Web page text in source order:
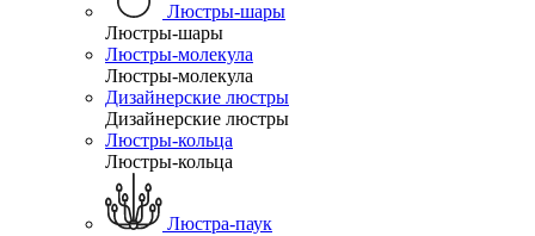
Люстры-шары
Люстры-шары
Люстры-молекула
Люстры-молекула
Дизайнерские люстры
Дизайнерские люстры
Люстры-кольца
Люстры-кольца
Люстра-паук